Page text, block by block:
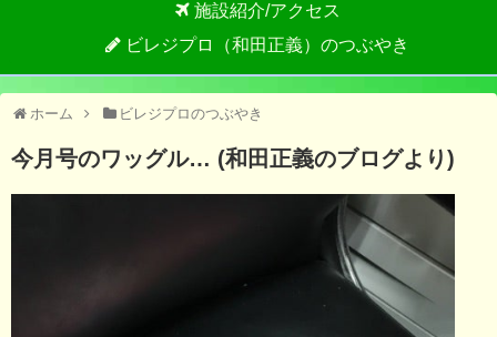
施設紹介/アクセス
ビレジプロ（和田正義）のつぶやき
ホーム ビレジプロのつぶやき
今月号のワッグル… (和田正義のブログより)